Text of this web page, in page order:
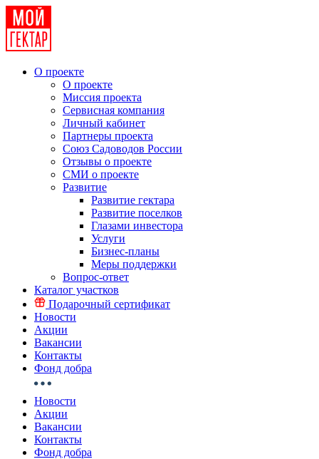
О проекте
О проекте
Миссия проекта
Сервисная компания
Личный кабинет
Партнеры проекта
Союз Садоводов России
Отзывы о проекте
СМИ о проекте
Развитие
Развитие гектара
Развитие поселков
Глазами инвестора
Услуги
Бизнес-планы
Меры поддержки
Вопрос-ответ
Каталог участков
Подарочный сертификат
Новости
Акции
Вакансии
Контакты
Фонд добра
Новости
Акции
Вакансии
Контакты
Фонд добра